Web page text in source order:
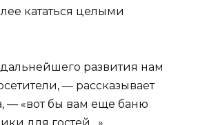
кататься целыми
развития нам
— рассказывает
— «вот бы вам еще баню